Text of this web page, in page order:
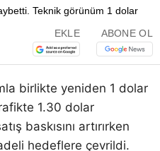
EKLE ABONE OL
birlikte yeniden 1 dolar
1.30 dolar
baskısını artırırken
hedeflere çevrildi.